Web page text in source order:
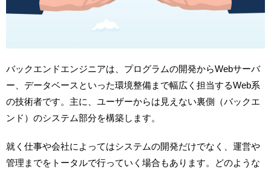
バックエンドエンジニアは、プログラムの開発からWebサーバ
ー、データベースといった環境整備まで幅広く担当するWeb系
の技術者です。主に、ユーザーからは見えない裏側（バックエ
ンド）のシステム部分を構築します。
就く仕事や会社によってはシステムの開発だけでなく、運営や
管理までをトータルで行っていく場合もあります。どのような